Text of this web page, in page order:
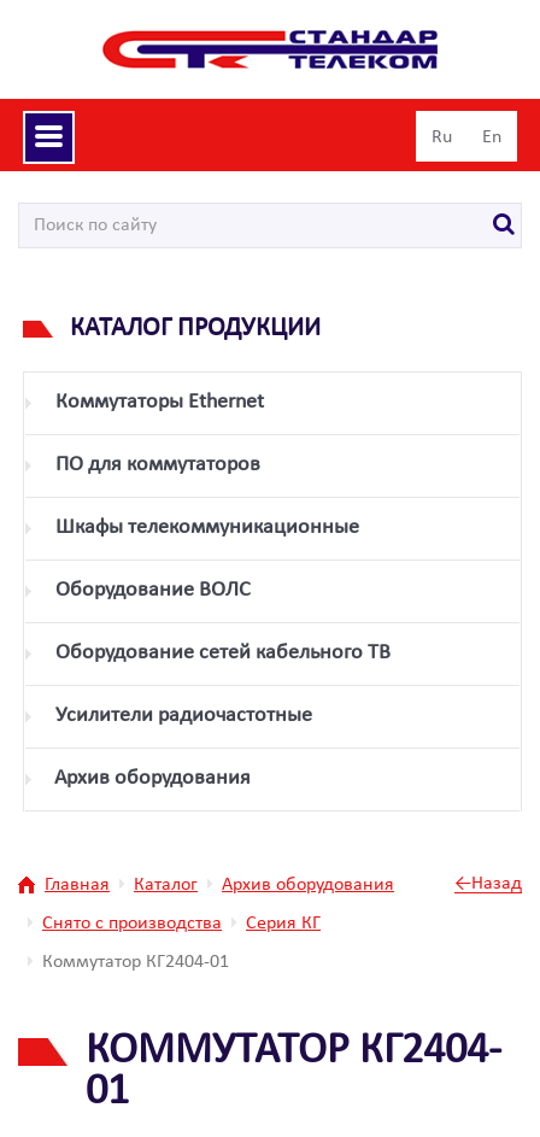
Toggle
navigation
Ru En
КАТАЛОГ ПРОДУКЦИИ
Коммутаторы Ethernet
ПО для коммутаторов
Шкафы телекоммуникационные
Оборудование ВОЛС
Оборудование сетей кабельного ТВ
Усилители радиочастотные
Архив оборудования
Главная Каталог
Архив оборудования
Снято с производства
Серия КГ
Коммутатор КГ2404-01
←Назад
КОММУТАТОР КГ2404-
01